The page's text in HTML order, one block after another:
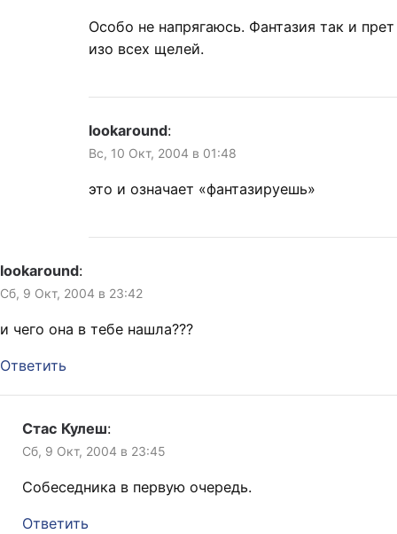
Особо не напрягаюсь. Фантазия так и прет
изо всех щелей.
lookaround:
Вс, 10 Окт, 2004 в 01:48
это и означает «фантазируешь»
lookaround:
Сб, 9 Окт, 2004 в 23:42
и чего она в тебе нашла???
Ответить
Стас Кулеш:
Сб, 9 Окт, 2004 в 23:45
Собеседника в первую очередь.
Ответить